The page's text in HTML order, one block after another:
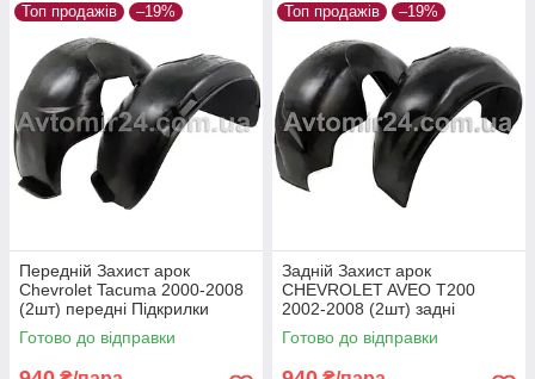
Топ продажів –19%
Передній Захист арок
Chevrolet Tacuma 2000-2008
(2шт) передні Підкрилки
Шевроле Такума пара
передніх
Готово до відправки
Топ продажів –19%
Задній Захист арок
CHEVROLET AVEO Т200
2002-2008 (2шт) задні
Підкрилки Шевроле Авео
т200 пара задніх
Готово до відправки